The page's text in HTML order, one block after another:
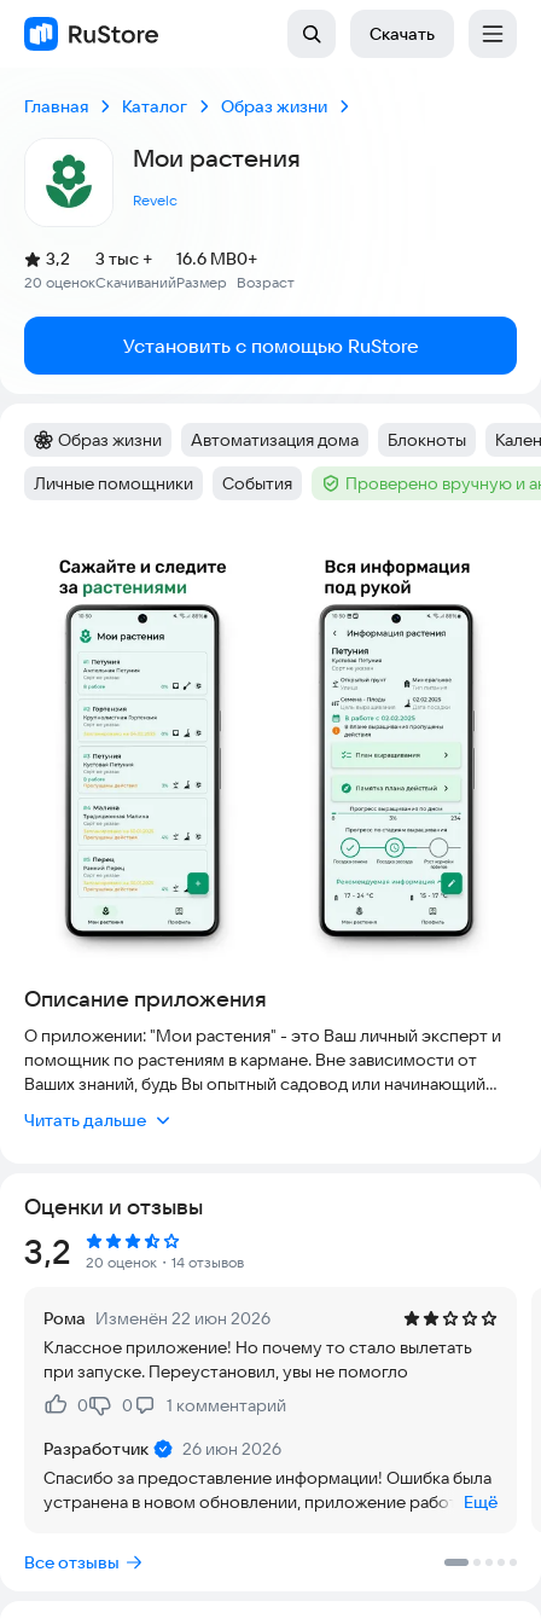
Скачать
Главная Каталог Образ жизни
Мои растения
Revelc
Рейтинг:
3,2
(
20 оценок
)
Скачиваний
3 тыс +
Размер
16.6 MB
Возраст
0+
Установить с помощью RuStore
Категория:
Образ жизни Тег:
Автоматизация дома Тег:
Блокноты Тег:
Тег:
Личные помощники Тег:
События Тег :Проверено вручную и
Описание приложения
О приложении: "Мои растения" - это Ваш личный эксперт и
помощник по растениям в кармане. Вне зависимости от
Ваших знаний, будь Вы опытный садовод или начинающий
растениями в легкое и увлекательное занятие. База знаний
себя больше знаний о растениях, научитесь их понимать и с
уверенностью преобразите свой сад.
Ключевые особенности:
записные книжки и вечное запоминание, какая именно
культура, какого сорта или когда было посажено.
Используйте "Мои растения" для фиксации посаженных в
сад растений, включая свои заметки по ним и планируйте
список желаемых растений для будущих посадок.
"Мои растения" расскажет и подскажет о каждом растении,
об их предпочтениях и маленьких хитростях. В результате
Вы с первого раза правильно подберете место в своем саду
для нового любимца, и не будете мучать его постоянными
Индивидуальный план выращивания по каждой культуре, с
Читать дальше
Оценки и отзывы
Рейтинг:
3,2 20 оценок ・14 отзывов
Рома Изменён 22 июн 2026
Классное приложение! Но почему то стало вылетать
при запуске. Переустановил, увы не помогло
Нравится:
0Не нравится:
0 1 комментарий
Разработчик
26 июн 2026
Спасибо за предоставление информации! Ошибка была
устранена в новом обновлении, приложение работает в
Ещё
Все отзывы